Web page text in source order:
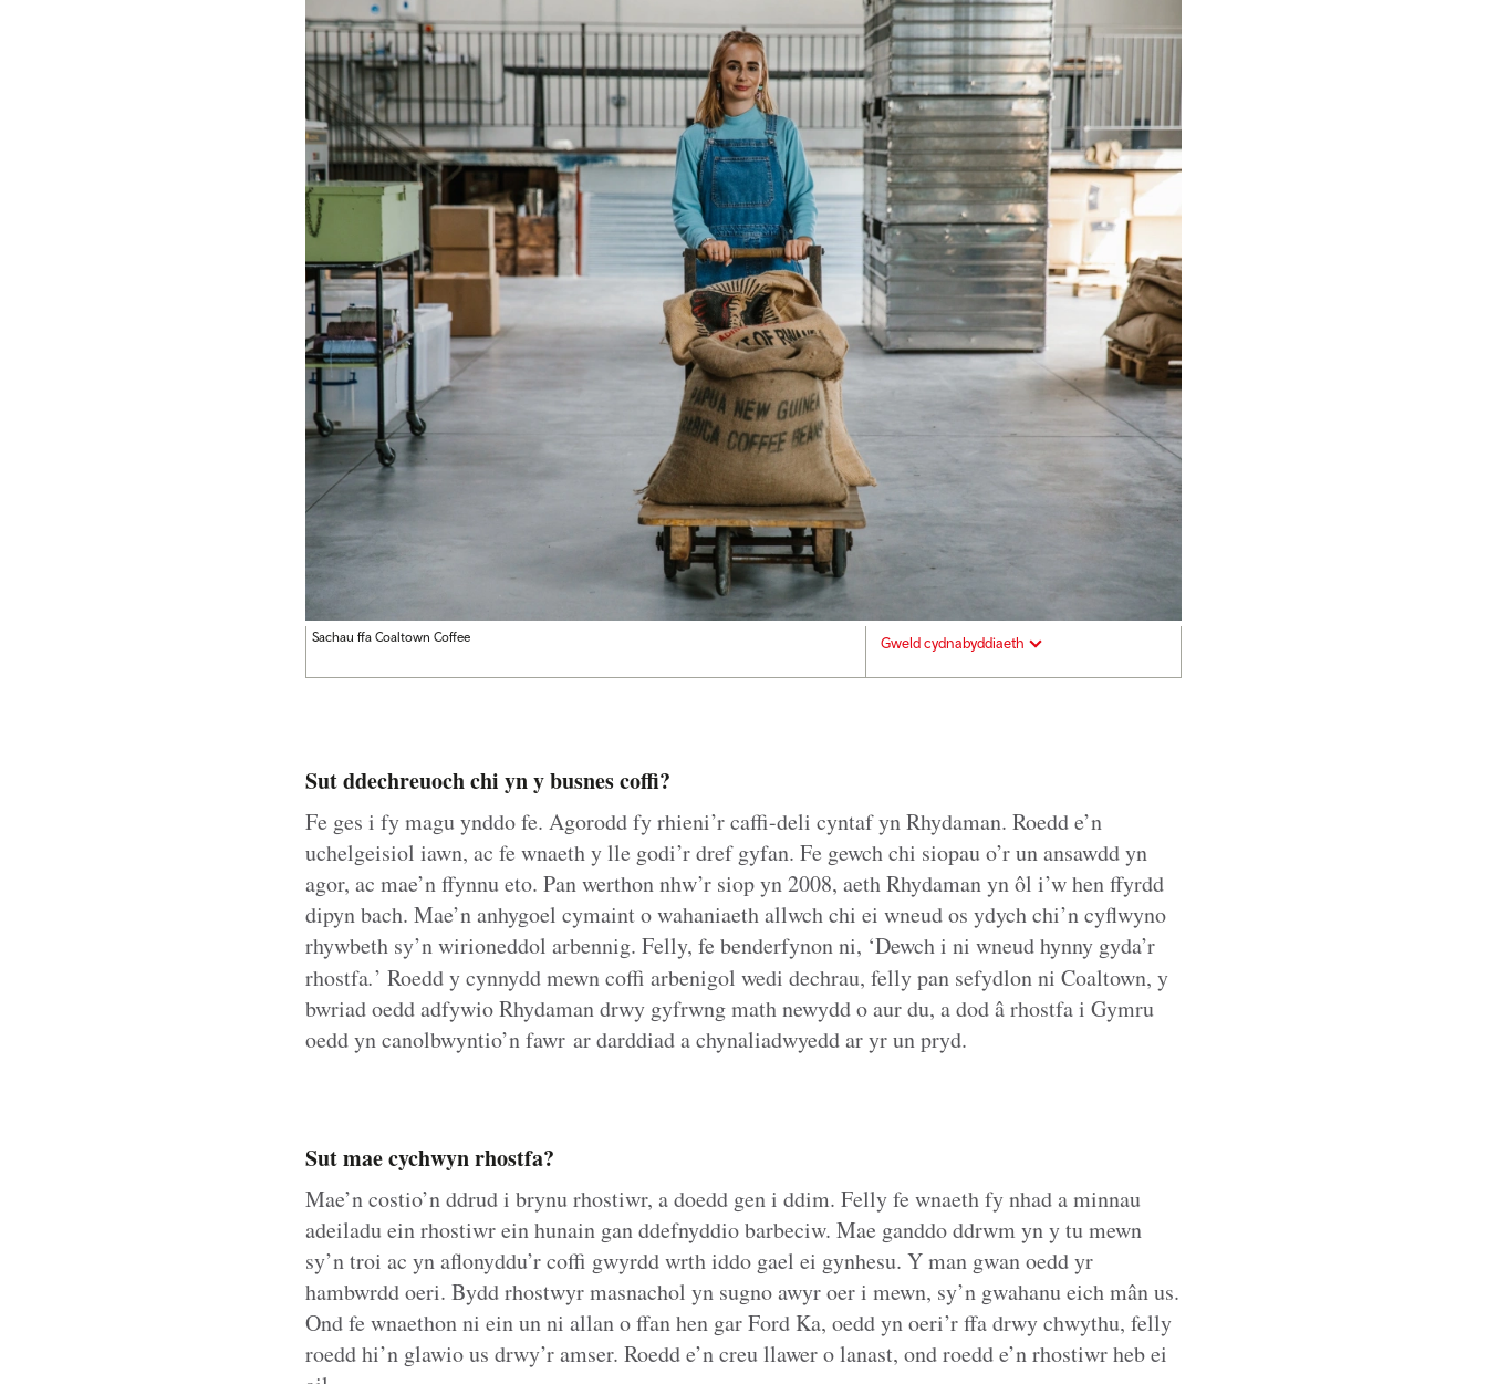
Sachau ffa Coaltown Coffee Gweld cydnabyddiaeth
Sut ddechreuoch chi yn y busnes coffi?
Fe ges i fy magu ynddo fe. Agorodd fy rhieni’r caffi-deli cyntaf yn Rhydaman. Roedd e’n
uchelgeisiol iawn, ac fe wnaeth y lle godi’r dref gyfan. Fe gewch chi siopau o’r un ansawdd yn
agor, ac mae’n ffynnu eto. Pan werthon nhw’r siop yn 2008, aeth Rhydaman yn ôl i’w hen ffyrdd
dipyn bach. Mae’n anhygoel cymaint o wahaniaeth allwch chi ei wneud os ydych chi’n cyflwyno
rhywbeth sy’n wirioneddol arbennig. Felly, fe benderfynon ni, ‘Dewch i ni wneud hynny gyda’r
rhostfa.’ Roedd y cynnydd mewn coffi arbenigol wedi dechrau, felly pan sefydlon ni Coaltown, y
bwriad oedd adfywio Rhydaman drwy gyfrwng math newydd o aur du, a dod â rhostfa i Gymru
oedd yn canolbwyntio’n fawr ar darddiad a chynaliadwyedd ar yr un pryd.
Sut mae cychwyn rhostfa?
Mae’n costio’n ddrud i brynu rhostiwr, a doedd gen i ddim. Felly fe wnaeth fy nhad a minnau
adeiladu ein rhostiwr ein hunain gan ddefnyddio barbeciw. Mae ganddo ddrwm yn y tu mewn
sy’n troi ac yn aflonyddu’r coffi gwyrdd wrth iddo gael ei gynhesu. Y man gwan oedd yr
hambwrdd oeri. Bydd rhostwyr masnachol yn sugno awyr oer i mewn, sy’n gwahanu eich mân us.
Ond fe wnaethon ni ein un ni allan o ffan hen gar Ford Ka, oedd yn oeri’r ffa drwy chwythu, felly
roedd hi’n glawio us drwy’r amser. Roedd e’n creu llawer o lanast, ond roedd e’n rhostiwr heb ei